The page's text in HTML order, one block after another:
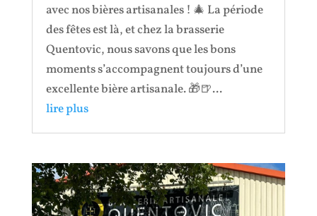
avec nos bières artisanales ! 🎄 La période
des fêtes est là, et chez la brasserie
Quentovic, nous savons que les bons
moments s’accompagnent toujours d’une
excellente bière artisanale. 🎁🍺...
lire plus